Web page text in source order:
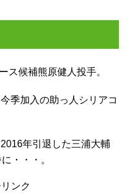
ス候補熊原健人投手。
季加入の助っ人シリアコ
年引退した三浦大輔
・・・。
ンク